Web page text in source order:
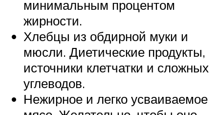
минимальным процентом
жирности.
Хлебцы из обдирной муки и
мюсли. Диетические продукты,
источники клетчатки и сложных
углеводов.
Нежирное и легко усваиваемое